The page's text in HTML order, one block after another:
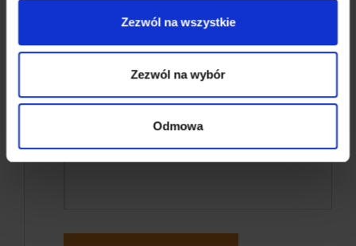
Zezwól na wszystkie
Zezwól na wybór
Odmowa